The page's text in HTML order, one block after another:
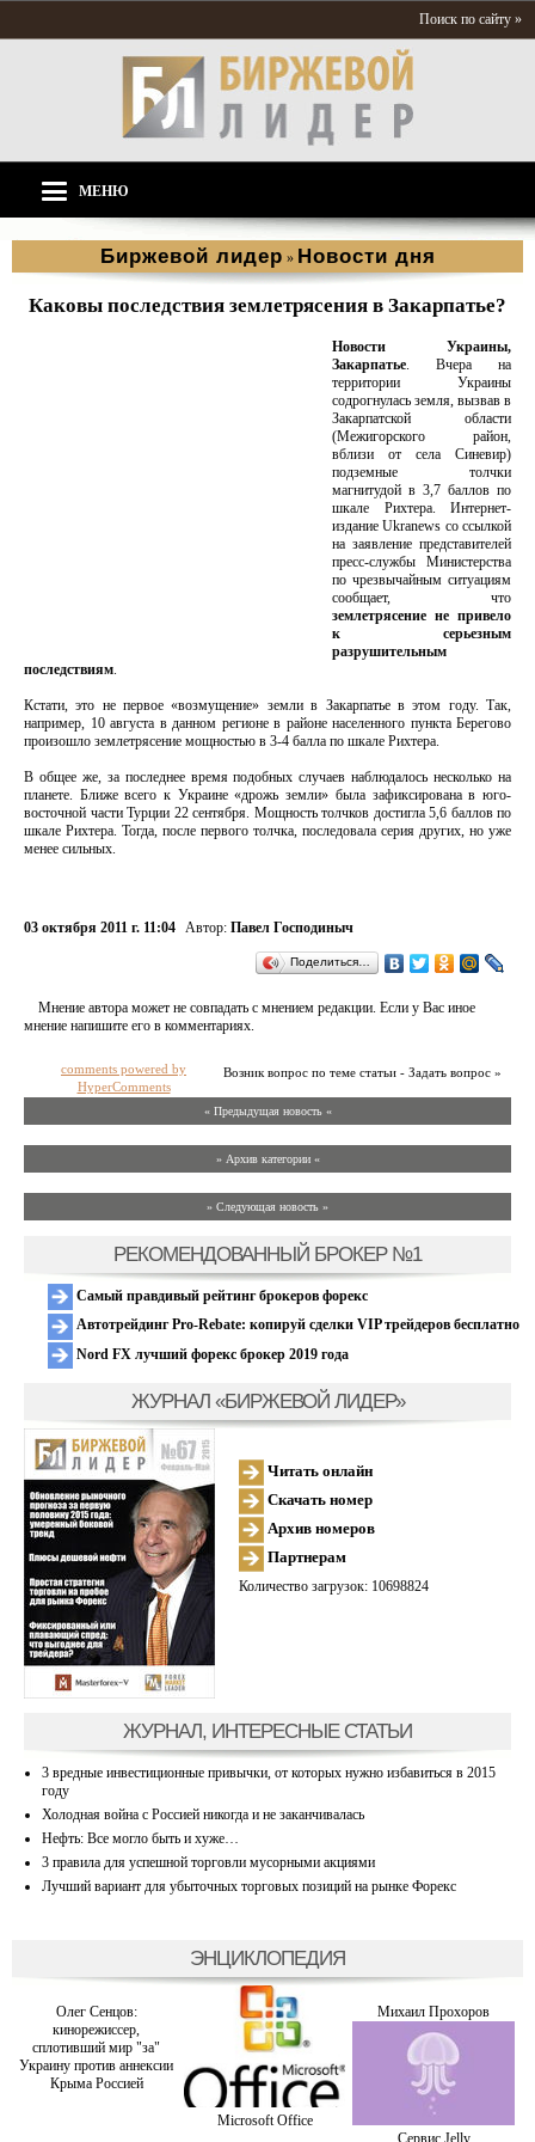
Поиск по сайту »
МЕНЮ
Биржевой лидер » Новости дня
Каковы последствия землетрясения в Закарпатье?
Новости Украины,
Закарпатье. Вчера на
территории Украины
содрогнулась земля, вызвав в
Закарпатской области
(Межигорского район,
вблизи от села Синевир)
подземные толчки
магнитудой в 3,7 баллов по
шкале Рихтера. Интернет-
издание Ukranews со ссылкой
на заявление представителей
пресс-службы Министерства
по чрезвычайным ситуациям
сообщает, что
землетрясение не привело
к серьезным
разрушительным
последствиям.
Кстати, это не первое «возмущение» земли в Закарпатье в этом году. Так,
например, 10 августа в данном регионе в районе населенного пункта Берегово
произошло землетрясение мощностью в 3-4 балла по шкале Рихтера.
В общее же, за последнее время подобных случаев наблюдалось несколько на
планете. Ближе всего к Украине «дрожь земли» была зафиксирована в юго-
восточной части Турции 22 сентября. Мощность толчков достигла 5,6 баллов по
шкале Рихтера. Тогда, после первого толчка, последовала серия других, но уже
менее сильных.
03 октября 2011 г. 11:04 Автор: Павел Господиныч
Поделиться…
Мнение автора может не совпадать с мнением редакции. Если у Вас иное
мнение напишите его в комментариях.
Возник вопрос по теме статьи - Задать вопрос »
comments powered by
HyperComments
« Предыдущая новость «
» Архив категории «
» Следующая новость »
РЕКОМЕНДОВАННЫЙ БРОКЕР №1
Самый правдивый рейтинг брокеров форекс
Автотрейдинг Pro-Rebate: копируй сделки VIP трейдеров бесплатно
Nord FX лучший форекс брокер 2019 года
ЖУРНАЛ «БИРЖЕВОЙ ЛИДЕР»
Читать онлайн
Скачать номер
Архив номеров
Партнерам
Количество загрузок: 10698824
ЖУРНАЛ, ИНТЕРЕСНЫЕ СТАТЬИ
3 вредные инвестиционные привычки, от которых нужно избавиться в 2015
году
Холодная война с Россией никогда и не заканчивалась
Нефть: Все могло быть и хуже…
3 правила для успешной торговли мусорными акциями
Лучший вариант для убыточных торговых позиций на рынке Форекс
ЭНЦИКЛОПЕДИЯ
Олег Сенцов:
кинорежиссер,
сплотивший мир "за"
Украину против аннексии
Крыма Россией
Microsoft Office
Михаил Прохоров
Сервис Jelly